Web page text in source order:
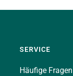
SERVICE
Häufige Fragen